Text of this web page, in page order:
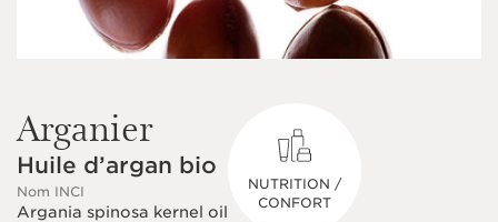
Arganier
Huile d’argan bio
Nom INCI
Argania spinosa kernel oil
NUTRITION /
CONFORT